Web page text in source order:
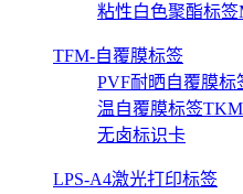
粘性白色聚酯标签
TFM-自覆膜标签
PVF耐晒自覆膜标
温自覆膜标签
无卤标识卡
LPS-A4激光打印标签